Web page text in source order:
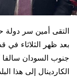
التقى أمين سر دولة
بعد ظهر الثلاثاء
جنوب السودان سالفا
الكاردينال إلى هذا